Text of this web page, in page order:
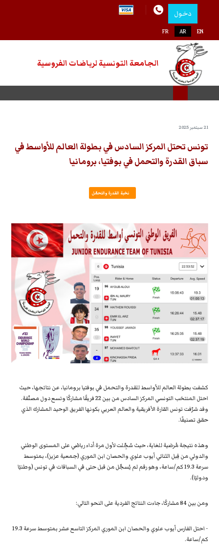
دخول
اختر لغتك
FR AR EN
الجامعة التونسية لرياضات الفروسية
21 سبتمبر 2025
تونس تحتل المركز السادس في بطولة العالم للأواسط في
سباق القدرة والتحمل في بوفتيا، برومانيا
نخبة القدرة والتحمّل
كشفت بطولة العالم للأواسط للقدرة والتحمل في بوفتيا برومانيا، عن نتائجها، حيث
احتل المنتخب التونسي المركز السادس من بين 22 فريقًا مشاركًا وتسع دول مصنّفة.
وقد شرّفت تونس القارة الأفريقية والعالم العربي بكونها الفريق الوحيد المشارك الذي
حقق تصنيفًا.
وهذه نتيجة مُرضية للغاية، حيث سُجِّلت لأول مرة أداء رياضي على المستوى الوطني
والدولي من قِبل الثنائي أيوب علوي والحصان ابن الموري (جمعية عزيز)، بمتوسط ​​
سرعة 19.3 كم/ساعة، وهو رقم لم يُسجَّل من قبل حتى في السباقات في تونس (وطنيًا
ودوليًا).
ومن بين 84 مشاركًا، جاءت النتائج الفردية على النحو التالي:
- احتل الفارس أيوب علوي والحصان ابن الموري المركز التاسع عشر بمتوسط ​​سرعة 19.3
كم/ساعة.